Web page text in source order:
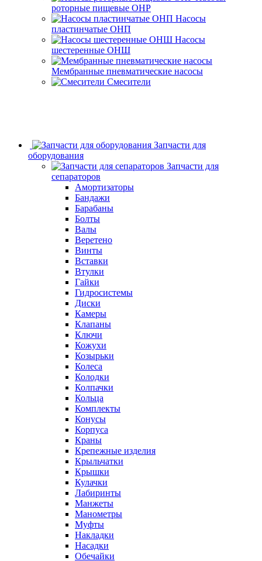
роторные пищевые ОНР
Насосы
пластинчатые ОНП
Насосы
шестеренные ОНШ
Мембранные пневматические насосы
Смесители
Запчасти для
оборудования
Запчасти для
сепараторов
Амортизаторы
Бандажи
Барабаны
Болты
Валы
Веретено
Винты
Вставки
Втулки
Гайки
Гидросистемы
Диски
Камеры
Клапаны
Ключи
Кожухи
Козырьки
Колеса
Колодки
Колпачки
Кольца
Комплекты
Конусы
Корпуса
Краны
Крепежные изделия
Крыльчатки
Крышки
Кулачки
Лабиринты
Манжеты
Манометры
Муфты
Накладки
Насадки
Обечайки